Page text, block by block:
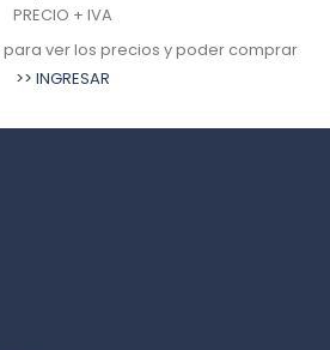
PRECIO + IVA
ver los precios y poder comprar
>> INGRESAR